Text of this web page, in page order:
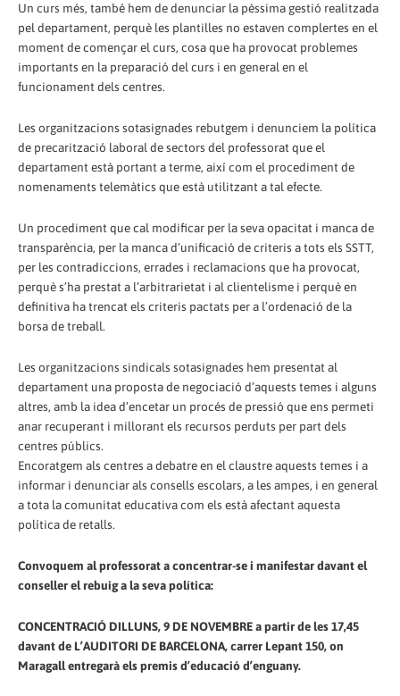
Un curs més, també hem de denunciar la pèssima gestió realitzada
pel departament, perquè les plantilles no estaven complertes en el
moment de començar el curs, cosa que ha provocat problemes
importants en la preparació del curs i en general en el
funcionament dels centres.
Les organitzacions sotasignades rebutgem i denunciem la política
de precarització laboral de sectors del professorat que el
departament està portant a terme, així com el procediment de
nomenaments telemàtics que està utilitzant a tal efecte.
Un procediment que cal modificar per la seva opacitat i manca de
transparència, per la manca d’unificació de criteris a tots els SSTT,
per les contradiccions, errades i reclamacions que ha provocat,
perquè s’ha prestat a l’arbitrarietat i al clientelisme i perquè en
definitiva ha trencat els criteris pactats per a l’ordenació de la
borsa de treball.
Les organitzacions sindicals sotasignades hem presentat al
departament una proposta de negociació d’aquests temes i alguns
altres, amb la idea d’encetar un procés de pressió que ens permeti
anar recuperant i millorant els recursos perduts per part dels
centres públics.
Encoratgem als centres a debatre en el claustre aquests temes i a
informar i denunciar als consells escolars, a les ampes, i en general
a tota la comunitat educativa com els està afectant aquesta
política de retalls.
Convoquem al professorat a concentrar-se i manifestar davant el
conseller el rebuig a la seva política:
CONCENTRACIÓ DILLUNS, 9 DE NOVEMBRE a partir de les 17,45
davant de L’AUDITORI DE BARCELONA, carrer Lepant 150, on
Maragall entregarà els premis d’educació d’enguany.